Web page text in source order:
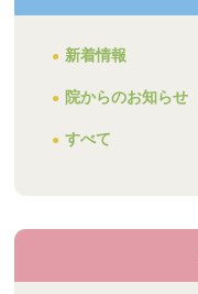
新着情報
院からのお知らせ
すべて